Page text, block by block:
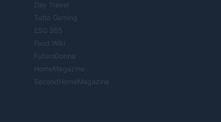
Day Travel
Tutto Gaming
ESG 365
Food Wiki
FuturoDonna
HomeMagazine
SecondHomeMagazine